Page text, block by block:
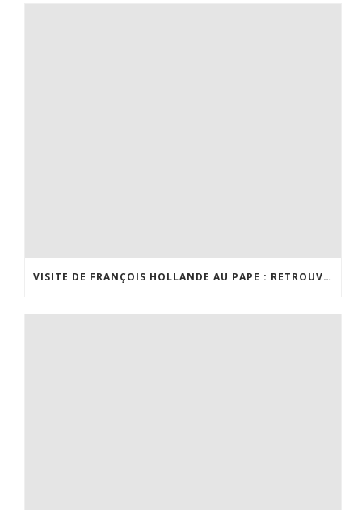
VISITE DE FRANÇOIS HOLLANDE AU PAPE : RETROUVEZ MON INTERVIEW SUR BFMTV